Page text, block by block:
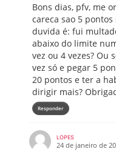
Bons dias, pfv, me
careca sao 5
duvida é: fui
abaixo do limite
vez ou 4 vezes? Ou
vez só e pegar 5
20 pontos e ter a
dirigir mais?
Responder
LOPES
24 de janeiro de